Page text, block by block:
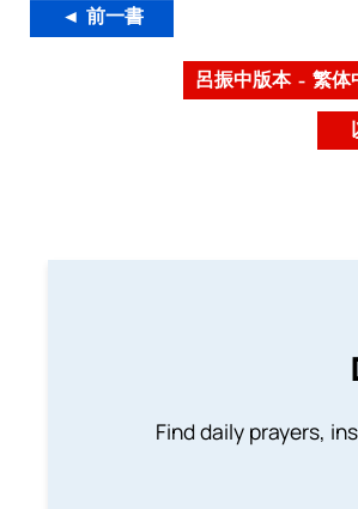
◄ 前一書
呂振中版本 – 繁体
Find daily prayers,